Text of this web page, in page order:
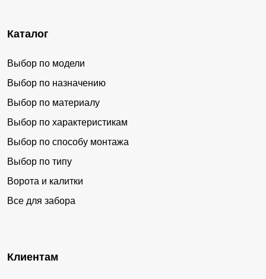
Каталог
Выбор по модели
Выбор по назначению
Выбор по материалу
Выбор по характеристикам
Выбор по способу монтажа
Выбор по типу
Ворота и калитки
Все для забора
Клиентам